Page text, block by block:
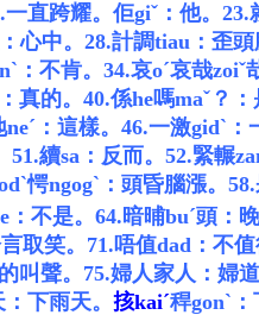
一直跨耀。佢giˇ：他。 23.
心中。 28.計調tiau：歪頭
：不肯。 34.哀oˊ哀哉zoiˇ
真的。 40.係he嗎maˇ？：
：這樣。 46.一激gidˋ：
51.續sa：反而。 52.緊輾
愕ngogˋ：頭昏腦漲。
不是。 64.暗晡buˊ頭：晚
取笑。 71.唔值dad：不值
叫聲。 75.婦人家人：婦道
下雨天。 㧡kaiˊ稈gonˋ